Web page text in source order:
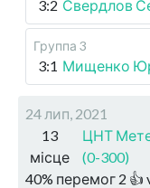
3:2 Свердлов
Группа 3
3:1 Мищенко
24 лип, 2021
13
місце
ЦНТ
(0-300)
40% перемог 2 👍